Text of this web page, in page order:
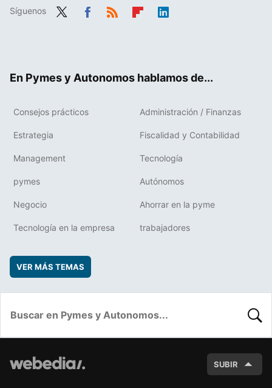
Síguenos
En Pymes y Autonomos hablamos de...
Consejos prácticos Administración / Finanzas
Estrategia Fiscalidad y Contabilidad
Management Tecnología
pymes Autónomos
Negocio Ahorrar en la pyme
Tecnología en la empresa trabajadores
VER MÁS TEMAS
SUBIR